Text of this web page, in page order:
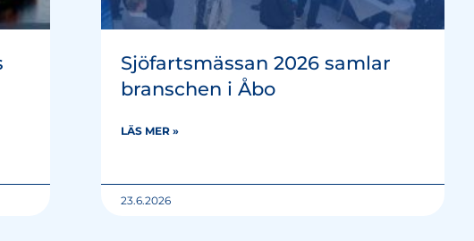
Sjöfartsmässan 2026 samlar
branschen i Åbo
LÄS MER »
23.6.2026